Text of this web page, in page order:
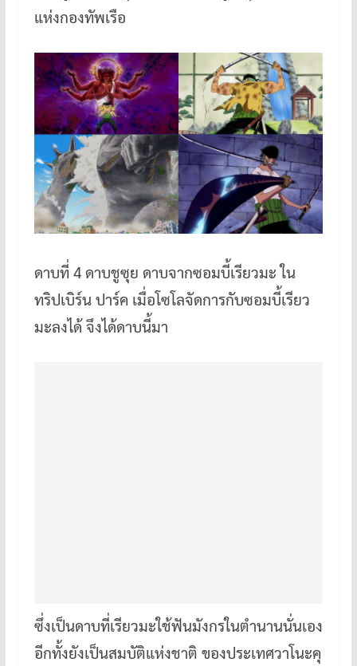
แห่งกองทัพเรือ
ดาบที่ 4 ดาบชูซุย ดาบจากซอมบี้เรียวมะ ใน
ทริปเบิร์น ปาร์ค เมื่อโซโลจัดการกับซอมบี้เรียว
มะลงได้ จึงได้ดาบนี้มา
ซึ่งเป็นดาบที่เรียวมะใช้ฟันมังกรในตำนานนั่นเอง
อีกทั้งยังเป็นสมบัติแห่งชาติ ของประเทศวาโนะคุ